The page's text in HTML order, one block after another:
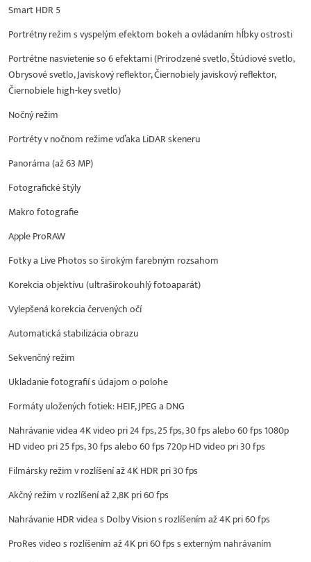
Smart HDR 5
Portrétny režim s vyspelým efektom bokeh a ovládaním hĺbky ostrosti
Portrétne nasvietenie so 6 efektami (Prirodzené svetlo, Štúdiové svetlo,
Obrysové svetlo, Javiskový reflektor, Čiernobiely javiskový reflektor,
Čiernobiele high-key svetlo)
Nočný režim
Portréty v nočnom režime vďaka LiDAR skeneru
Panoráma (až 63 MP)
Fotografické štýly
Makro fotografie
Apple ProRAW
Fotky a Live Photos so širokým farebným rozsahom
Korekcia objektívu (ultraširokouhlý fotoaparát)
Vylepšená korekcia červených očí
Automatická stabilizácia obrazu
Sekvenčný režim
Ukladanie fotografií s údajom o polohe
Formáty uložených fotiek: HEIF, JPEG a DNG
Nahrávanie videa 4K video pri 24 fps, 25 fps, 30 fps alebo 60 fps 1080p
HD video pri 25 fps, 30 fps alebo 60 fps 720p HD video pri 30 fps
Filmársky režim v rozlíšení až 4K HDR pri 30 fps
Akčný režim v rozlíšení až 2,8K pri 60 fps
Nahrávanie HDR videa s Dolby Vision s rozlíšením až 4K pri 60 fps
ProRes video s rozlíšením až 4K pri 60 fps s externým nahrávaním